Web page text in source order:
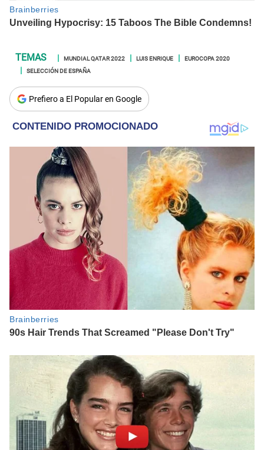
MUNDIAL QATAR 2022 LUIS ENRIQUE
EUROCOPA 2020
SELECCIÓN DE ESPAÑA
Prefiero a El Popular en Google